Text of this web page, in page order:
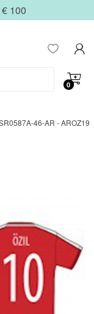
100
0
46-AR - AROZ19